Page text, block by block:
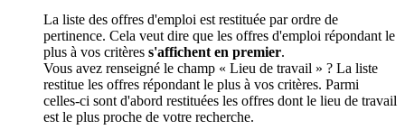
La liste des offres d'emploi est restituée par ordre de
pertinence. Cela veut dire que les offres d'emploi répondant le
plus à vos critères s'affichent en premier.
Vous avez renseigné le champ « Lieu de travail » ? La liste
restitue les offres répondant le plus à vos critères. Parmi
celles-ci sont d'abord restituées les offres dont le lieu de travail
est le plus proche de votre recherche.